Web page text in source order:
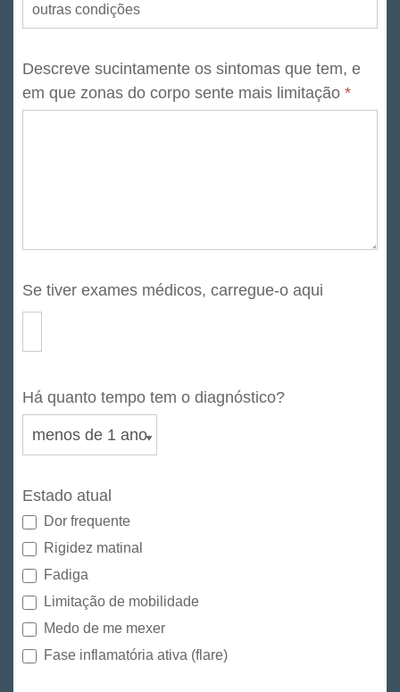
outras condições
Descreve sucintamente os sintomas que tem, e
em que zonas do corpo sente mais limitação *
Se tiver exames médicos, carregue-o aqui
Há quanto tempo tem o diagnóstico?
Estado atual
Dor frequente
Rigidez matinal
Fadiga
Limitação de mobilidade
Medo de me mexer
Fase inflamatória ativa (flare)